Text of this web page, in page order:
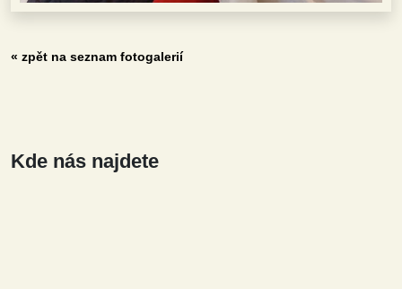
« zpět na seznam fotogalerií
Kde nás najdete